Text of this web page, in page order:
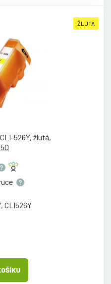
ŽLUTÁ
526Y, žlutá,
CLI526Y